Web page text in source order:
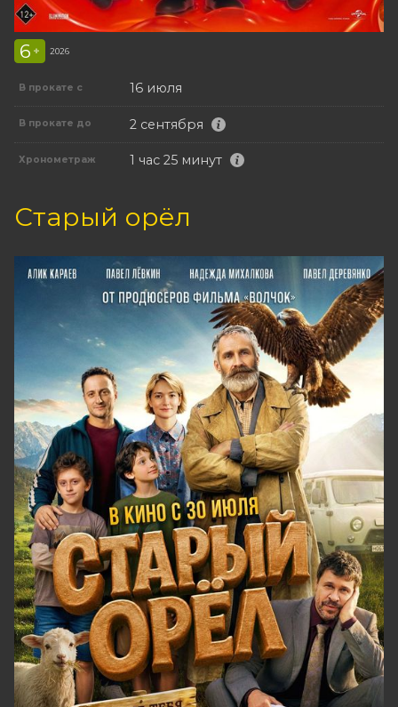
6 + 2026
В прокате с 16 июля
В прокате до 2 сентября
Хронометраж 1 час 25 минут
Старый орёл